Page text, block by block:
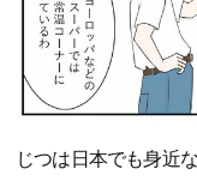
じつは日本でも身近